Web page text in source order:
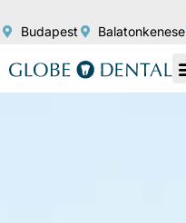
Budapest Balatonkenese